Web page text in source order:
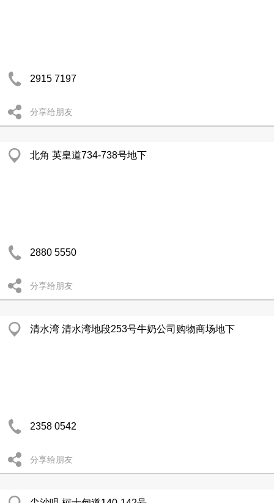
2915 7197
分享给朋友
北角 英皇道734-738号地下
2880 5550
分享给朋友
清水湾 清水湾地段253号牛奶公司购物商场地下
2358 0542
分享给朋友